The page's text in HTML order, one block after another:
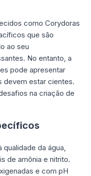
como Corydoras
que são
ao seu
No entanto, a
pode apresentar
devem estar cientes.
na criação de
da água,
de amônia e nitrito.
e com pH